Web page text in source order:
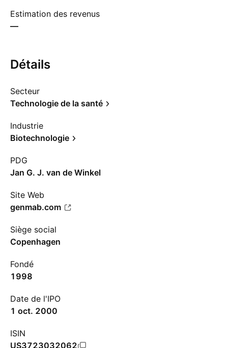
Estimation des revenus
—
Détails
Secteur
Technologie de la santé
Industrie
Biotechnologie
PDG
Jan G. J. van de Winkel
Site Web
genmab.com
Siège social
Copenhagen
Fondé
1998
Date de l'IPO
1 oct. 2000
ISIN
US3723032062